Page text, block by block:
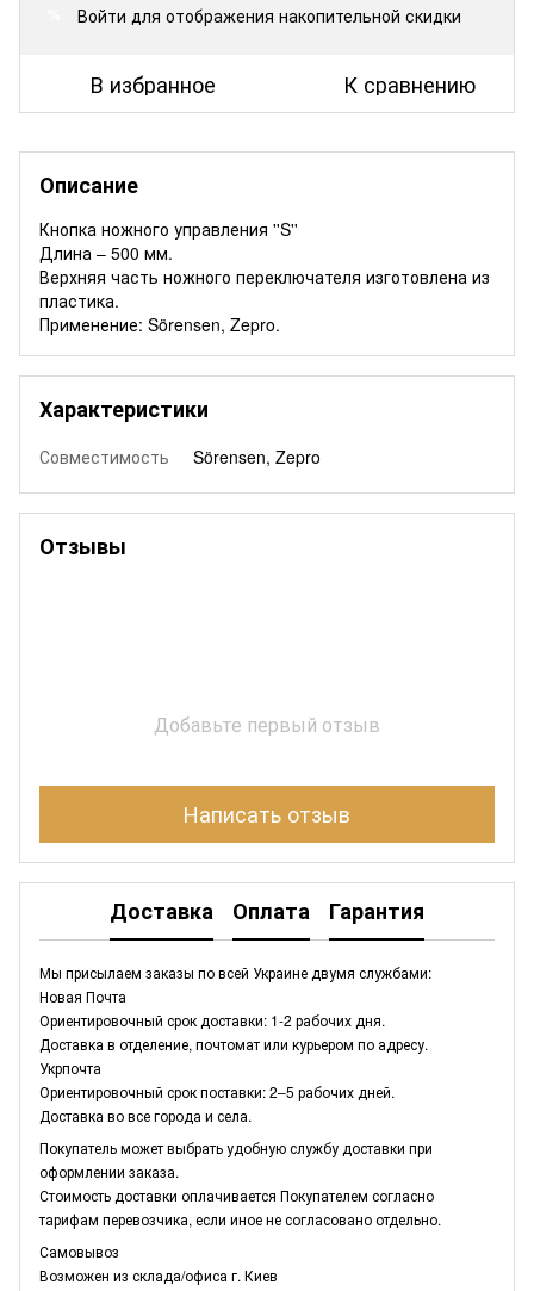
Войти для отображения накопительной скидки
В избранное К сравнению
Описание
Кнопка ножного управления ''S''
Длина – 500 мм.
Верхняя часть ножного переключателя изготовлена ​​из
пластика.
Применение: Sörensen, Zepro.
Характеристики
Совместимость Sörensen, Zepro
Отзывы
Добавьте первый отзыв
Написать отзыв
Доставка Оплата Гарантия
Мы присылаем заказы по всей Украине двумя службами:
Новая Почта
Ориентировочный срок доставки: 1-2 рабочих дня.
Доставка в отделение, почтомат или курьером по адресу.
Укрпочта
Ориентировочный срок поставки: 2–5 рабочих дней.
Доставка во все города и села.
Покупатель может выбрать удобную службу доставки при
оформлении заказа.
Стоимость доставки оплачивается Покупателем согласно
тарифам перевозчика, если иное не согласовано отдельно.
Самовывоз
Возможен из склада/офиса г. Киев